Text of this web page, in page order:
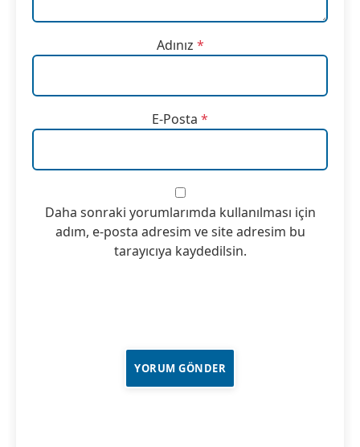
Adınız *
E-Posta *
Daha sonraki yorumlarımda kullanılması için
adım, e-posta adresim ve site adresim bu
tarayıcıya kaydedilsin.